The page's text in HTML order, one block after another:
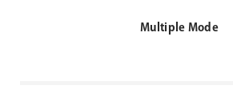
Multiple Mode